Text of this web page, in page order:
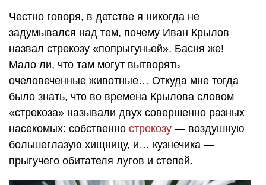
Честно говоря, в детстве я никогда не
задумывался над тем, почему Иван Крылов
назвал стрекозу «попрыгуньей». Басня же!
Мало ли, что там могут вытворять
очеловеченные животные… Откуда мне тогда
было знать, что во времена Крылова словом
«стрекоза» называли двух совершенно разных
насекомых: собственно стрекозу — воздушную
большеглазую хищницу, и… кузнечика —
прыгучего обитателя лугов и степей.